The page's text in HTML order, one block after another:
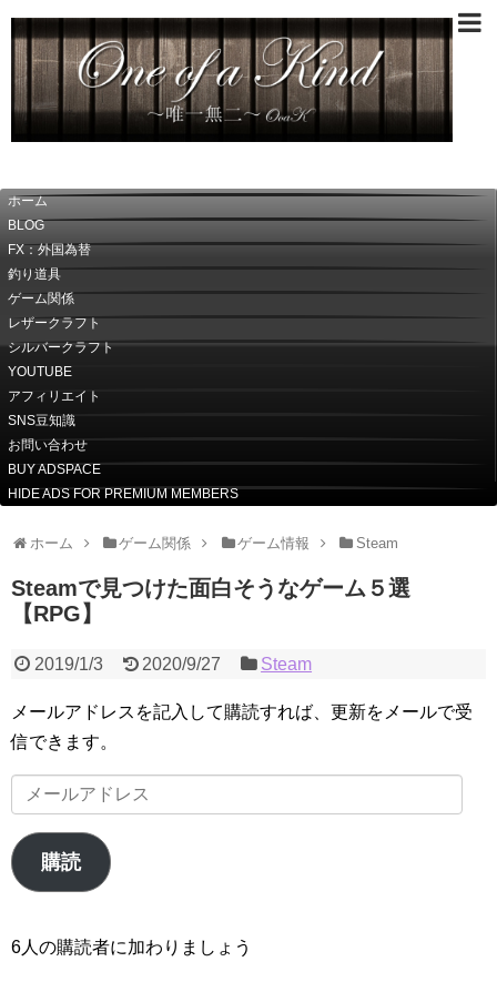
ホーム
BLOG
FX：外国為替
釣り道具
ゲーム関係
レザークラフト
シルバークラフト
YOUTUBE
アフィリエイト
SNS豆知識
お問い合わせ
BUY ADSPACE
HIDE ADS FOR PREMIUM MEMBERS
ホーム ゲーム関係 ゲーム情報 Steam
Steamで見つけた面白そうなゲーム５選
【RPG】
2019/1/3 2020/9/27 Steam
メールアドレスを記入して購読すれば、更新をメールで受
信できます。
ー
ル
ア
レ
購読
6人の購読者に加わりましょう